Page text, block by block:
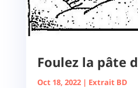
Foulez la pâte
Oct 18, 2022| Extrait BD